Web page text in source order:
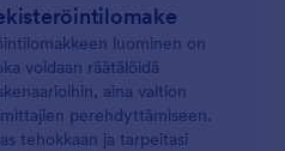
luominen on
voidaan räätälöidä
aina valtion
perehdyttämiseen.
tehokkaan ja tarpeitasi